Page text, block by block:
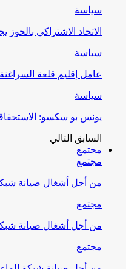
سياسة
الاتحاد الاشتراكي بالحوز
سياسة
عامل إقليم قلعة السراغنة يطلق
سياسة
يونس بو سكسو:
السابق التالي
مجتمع
مجتمع
من أجل أشغال صيانة شبكة
مجتمع
من أجل أشغال صيانة
مجتمع